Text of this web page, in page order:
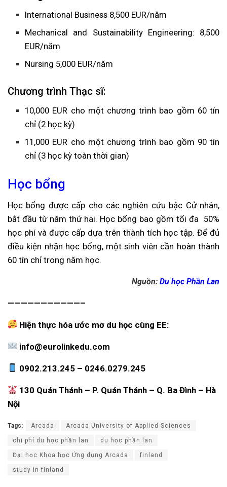
International Business 8,500 EUR/năm
Mechanical and Sustainability Engineering: 8,500
EUR/năm
Nursing 5,000 EUR/năm
Chương trình Thạc sĩ:
10,000 EUR cho một chương trình bao gồm 60 tín
chỉ (2 học kỳ)
11,000 EUR cho một chương trình bao gồm 90 tín
chỉ (3 học kỳ toàn thời gian)
Học bổng
Học bổng được cấp cho các nghiên cứu bậc Cử nhân,
bắt đầu từ năm thứ hai. Học bổng bao gồm tối đa 50%
học phí và được cấp dựa trên thành tích học tập. Để đủ
điều kiện nhận học bổng, một sinh viên cần hoàn thành
60 tín chỉ trong năm học.
Nguồn: Du học Phần Lan
———————————–
Hiện thực hóa ước mơ du học cùng EE:
info@eurolinkedu.com
0902.213.245 – 0246.0279.245
130 Quán Thánh – P. Quán Thánh – Q. Ba Đình – Hà
Nội
Tags: Arcada Arcada University of Applied Sciences
chi phí du học phần lan du học phần lan
Đại học Khoa học Ứng dụng Arcada finland
study in finland